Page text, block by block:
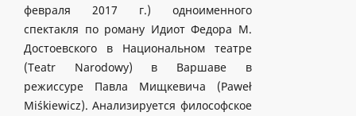
февраля 2017 г.) одноименного
спектакля по роману Идиот Федора М.
Достоевского в Национальном театре
(Teatr Narodowy) в Варшаве в
режиcсуре Павла Мищкевича (Paweł
Miśkiewicz). Анализируется философское